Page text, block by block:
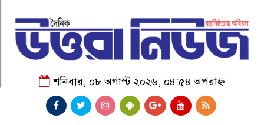
শনিবার, ০৮ অগাস্ট ২০২৬, ০৪:৫৪ অপরাহ্ন